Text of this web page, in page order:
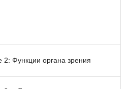
2: Функции органа зрения